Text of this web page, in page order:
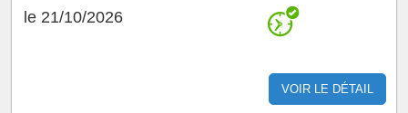
le 21/10/2026
VOIR LE DÉTAIL